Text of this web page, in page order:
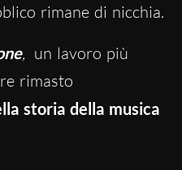
rimane di nicchia.
, un lavoro più
rimasto
storia della musica